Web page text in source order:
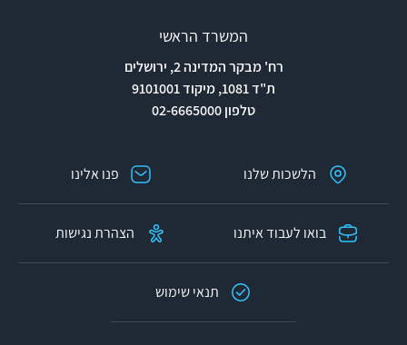
המשרד הראשי
רח' מבקר המדינה 2, ירושלים
ת"ד 1081, מיקוד 9101001
טלפון 02-6665000
הלשכות שלנו פנו אלינו
בואו לעבוד איתנו הצהרת נגישות
תנאי שימוש